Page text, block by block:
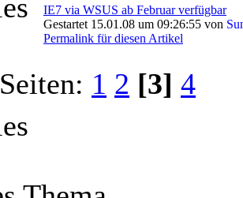
IE7 via WSUS ab Februar verfügbar
Gestartet 15.01.08 um 09:26:55 von
Permalink für diesen Artikel
Seiten: 1 2 [3] 4